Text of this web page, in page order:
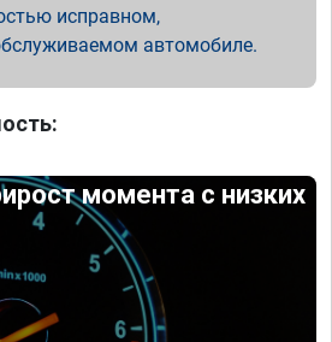
исправном,
автомобиле.
момента с низких